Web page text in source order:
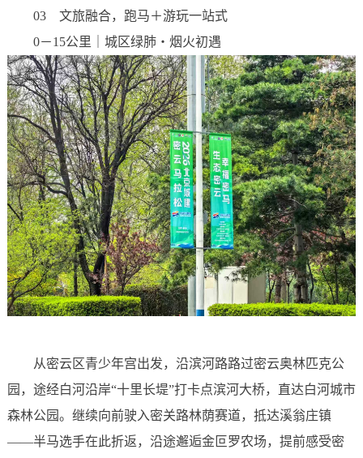
03 文旅融合，跑马＋游玩一站式
0－15公里｜城区绿肺・烟火初遇
从密云区青少年宫出发，沿滨河路路过密云奥林匹克公
园，途经白河沿岸“十里长堤”打卡点滨河大桥，直达白河城市
森林公园。继续向前驶入密关路林荫赛道，抵达溪翁庄镇
——半马选手在此折返，沿途邂逅金叵罗农场，提前感受密